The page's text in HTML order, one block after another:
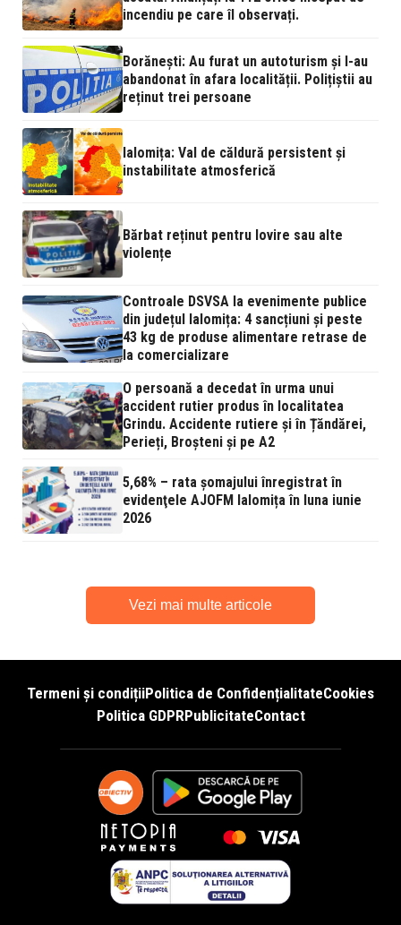
incendiu pe care îl observați.
Borănești: Au furat un autoturism și l-au
abandonat în afara localității. Polițiștii au
reținut trei persoane
Ialomița: Val de căldură persistent și
instabilitate atmosferică
Bărbat reținut pentru lovire sau alte
violențe
Controale DSVSA la evenimente publice
din județul Ialomița: 4 sancțiuni și peste
43 kg de produse alimentare retrase de
la comercializare
O persoană a decedat în urma unui
accident rutier produs în localitatea
Grindu. Accidente rutiere și în Țăndărei,
Perieți, Broșteni și pe A2
5,68% – rata şomajului înregistrat în
evidenţele AJOFM Ialomița în luna iunie
2026
Vezi mai multe articole
Termeni și condițiiPolitica de ConfidențialitateCookies
Politica GDPRPublicitateContact